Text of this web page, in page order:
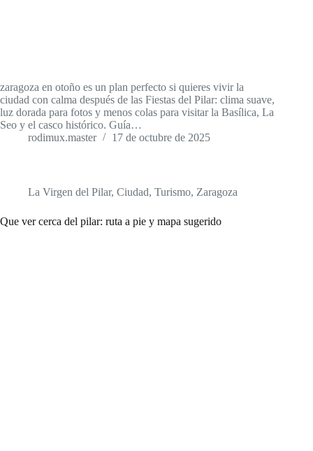
zaragoza en otoño es un plan perfecto si quieres vivir la
ciudad con calma después de las Fiestas del Pilar: clima suave,
luz dorada para fotos y menos colas para visitar la Basílica, La
Seo y el casco histórico. Guía…
rodimux.master
17 de octubre de 2025
La Virgen del Pilar, Ciudad, Turismo, Zaragoza
Que ver cerca del pilar: ruta a pie y mapa sugerido